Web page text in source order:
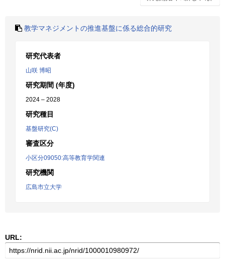
教学マネジメントの推進基盤に係る総合的研究
研究代表者
山咲 博昭
研究期間 (年度)
2024 – 2028
研究種目
基盤研究(C)
審査区分
小区分09050:高等教育学関連
研究機関
広島市立大学
URL: